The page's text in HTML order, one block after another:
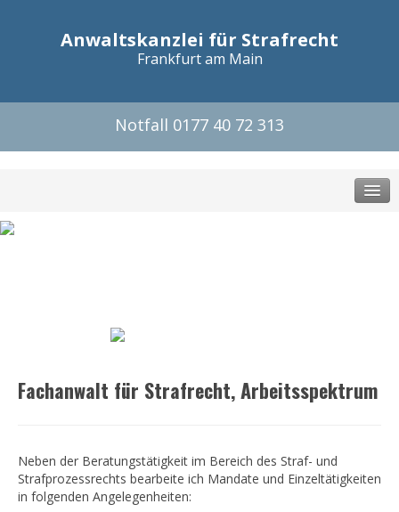
Anwaltskanzlei für Strafrecht
Frankfurt am Main
Notfall 0177 40 72 313
HOME
LEISTUNGEN
Auf einen Blick
NOTFALL
Fachanwalt für Strafrecht, Arbeitsspektrum
Neben der Beratungstätigkeit im Bereich des Straf- und
Strafprozessrechts bearbeite ich Mandate und Einzeltätigkeiten
in folgenden Angelegenheiten: